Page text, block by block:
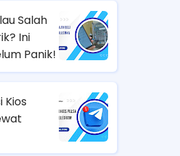
Salah
Ini
Panik!
Kios